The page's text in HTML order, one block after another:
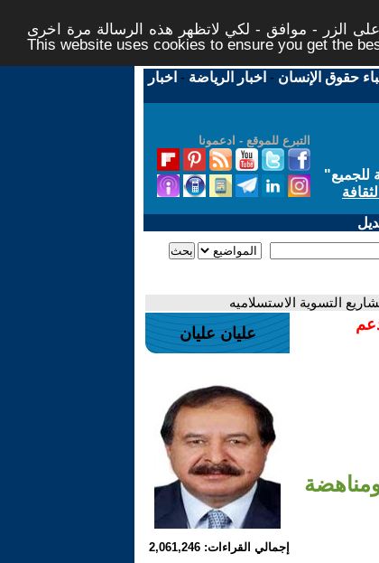
الزر - موافق - لكي لاتظهر هذه الرسالة مرة اخرى -
This website uses cookies to ensure you get the
حقوق الإنسان - اخبار الرياضة - اخبار
التبرع للموقع - ادعمونا
للجميع"
التسوية الاستسلاميه
عليان عليان
إجمالي القراءات: 2,061,246